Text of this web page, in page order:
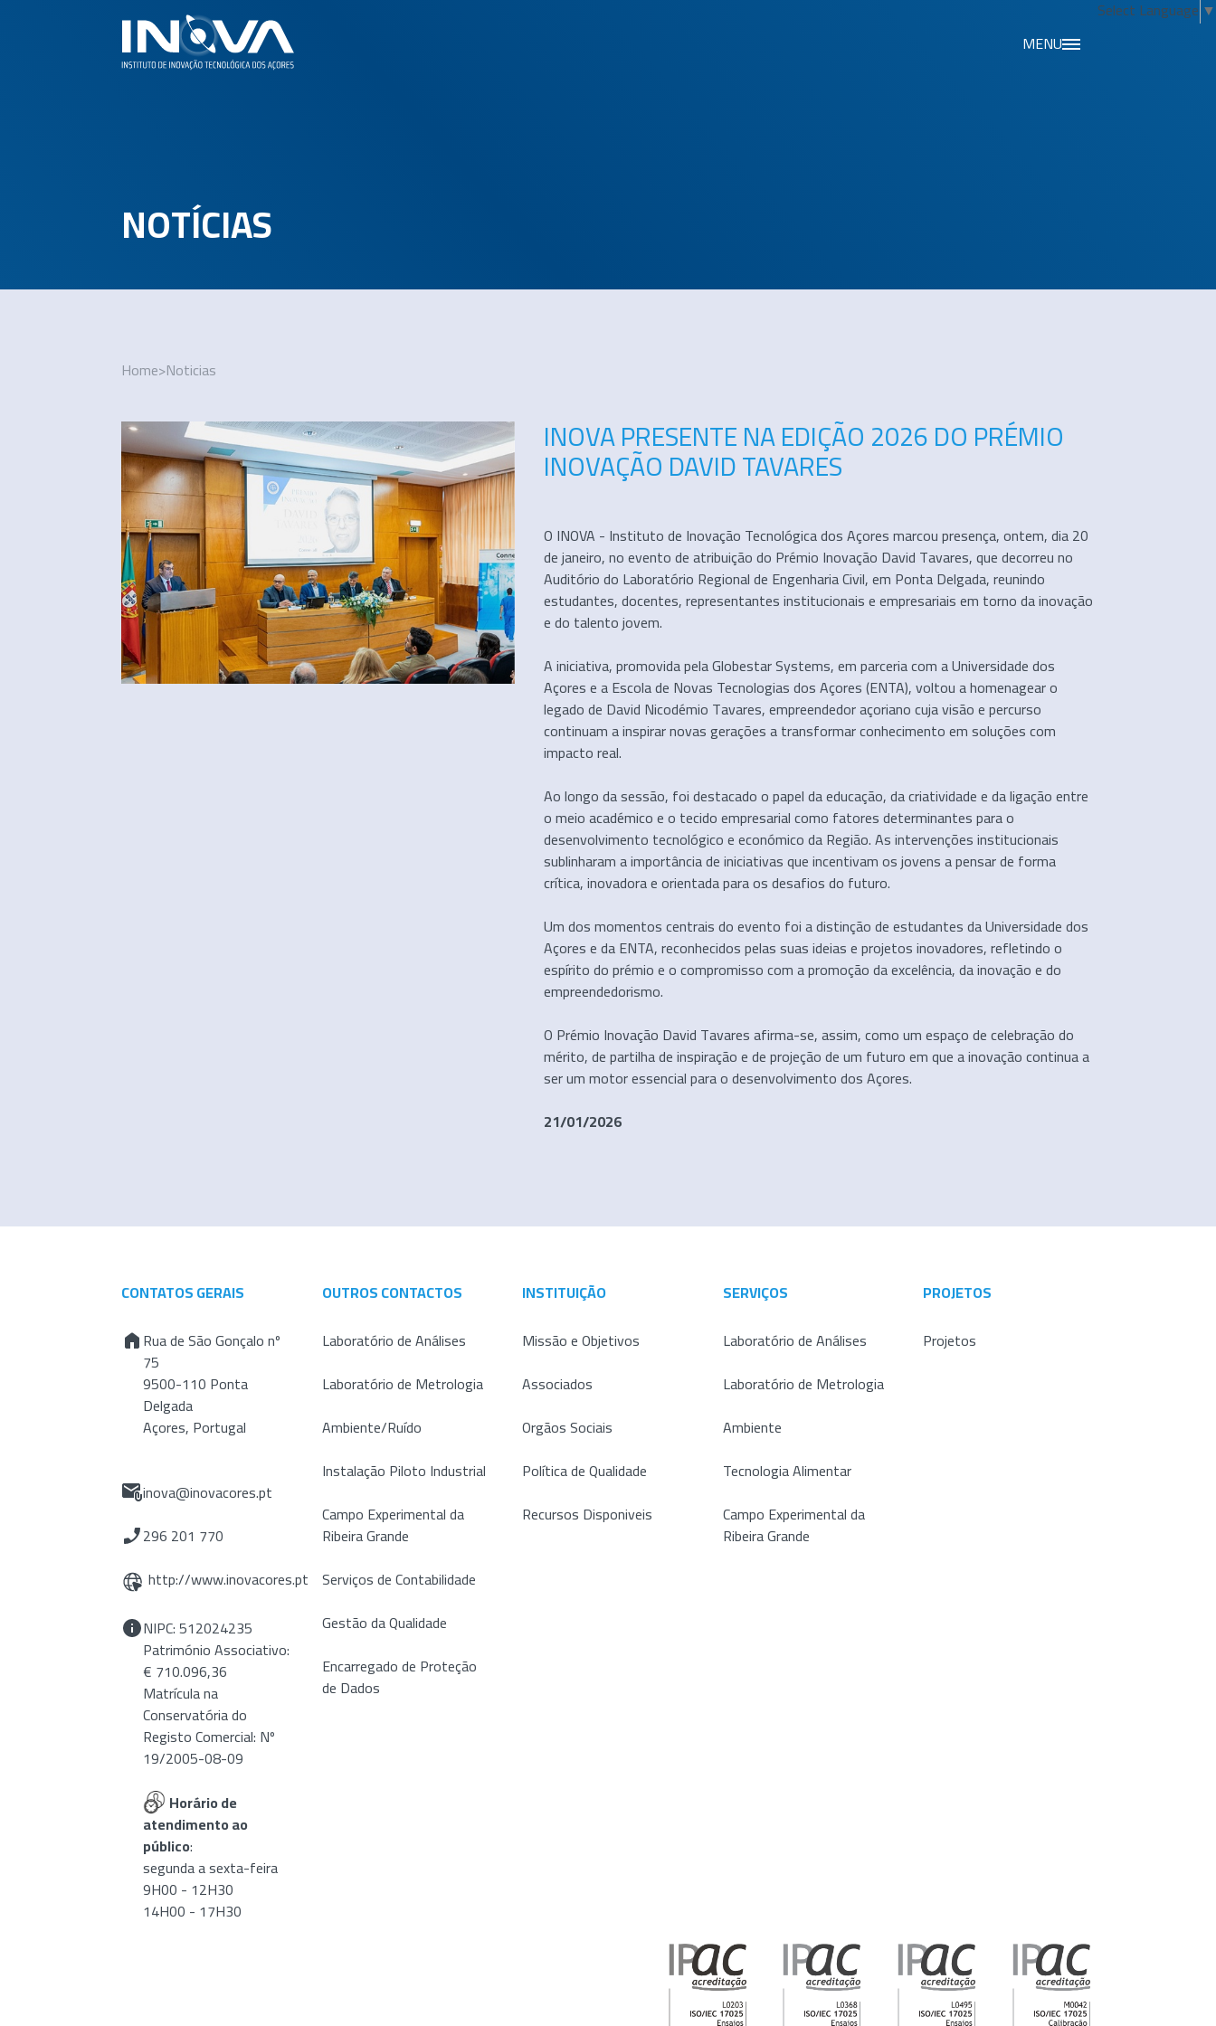
Select Language ▼
MENU
NOTÍCIAS
Home>Noticias
INOVA PRESENTE NA EDIÇÃO 2026 DO PRÉMIO
INOVAÇÃO DAVID TAVARES
O INOVA - Instituto de Inovação Tecnológica dos Açores marcou presença, ontem, dia 20
de janeiro, no evento de atribuição do Prémio Inovação David Tavares, que decorreu no
Auditório do Laboratório Regional de Engenharia Civil, em Ponta Delgada, reunindo
estudantes, docentes, representantes institucionais e empresariais em torno da inovação
e do talento jovem.
A iniciativa, promovida pela Globestar Systems, em parceria com a Universidade dos
Açores e a Escola de Novas Tecnologias dos Açores (ENTA), voltou a homenagear o
legado de David Nicodémio Tavares, empreendedor açoriano cuja visão e percurso
continuam a inspirar novas gerações a transformar conhecimento em soluções com
impacto real.
Ao longo da sessão, foi destacado o papel da educação, da criatividade e da ligação entre
o meio académico e o tecido empresarial como fatores determinantes para o
desenvolvimento tecnológico e económico da Região. As intervenções institucionais
sublinharam a importância de iniciativas que incentivam os jovens a pensar de forma
crítica, inovadora e orientada para os desafios do futuro.
Um dos momentos centrais do evento foi a distinção de estudantes da Universidade dos
Açores e da ENTA, reconhecidos pelas suas ideias e projetos inovadores, refletindo o
espírito do prémio e o compromisso com a promoção da excelência, da inovação e do
empreendedorismo.
O Prémio Inovação David Tavares afirma-se, assim, como um espaço de celebração do
mérito, de partilha de inspiração e de projeção de um futuro em que a inovação continua a
ser um motor essencial para o desenvolvimento dos Açores.
21/01/2026
CONTATOS GERAIS
Rua de São Gonçalo nº
75
9500-110 Ponta
Delgada
Açores, Portugal
inova@inovacores.pt
296 201 770
http://www.inovacores.pt
NIPC: 512024235
Património Associativo:
€ 710.096,36
Matrícula na
Conservatória do
Registo Comercial: Nº
19/2005-08-09
Horário de
atendimento ao
público:
segunda a sexta-feira
9H00 - 12H30
14H00 - 17H30
OUTROS CONTACTOS
Laboratório de Análises
Laboratório de Metrologia
Ambiente/Ruído
Instalação Piloto Industrial
Campo Experimental da
Ribeira Grande
Serviços de Contabilidade
Gestão da Qualidade
Encarregado de Proteção
de Dados
INSTITUIÇÃO
Missão e Objetivos
Associados
Orgãos Sociais
Política de Qualidade
Recursos Disponiveis
SERVIÇOS
Laboratório de Análises
Laboratório de Metrologia
Ambiente
Tecnologia Alimentar
Campo Experimental da
Ribeira Grande
PROJETOS
Projetos